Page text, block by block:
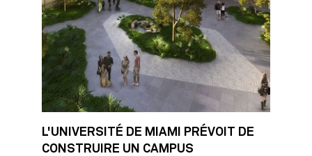
L'UNIVERSITÉ DE MIAMI PRÉVOIT DE
CONSTRUIRE UN CAMPUS